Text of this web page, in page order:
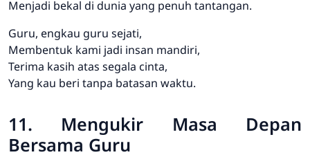
Menjadi bekal di dunia yang penuh tantangan.
Guru, engkau guru sejati,
Membentuk kami jadi insan mandiri,
Terima kasih atas segala cinta,
Yang kau beri tanpa batasan waktu.
11. Mengukir Masa Depan
Bersama Guru